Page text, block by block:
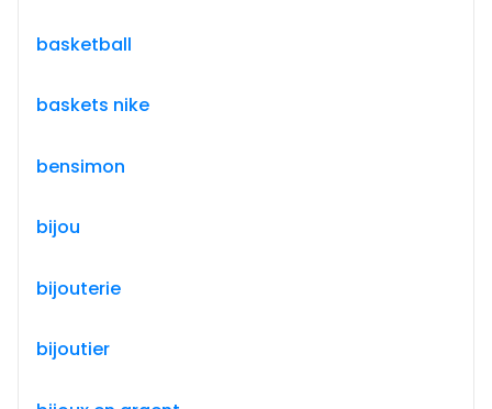
basketball
baskets nike
bensimon
bijou
bijouterie
bijoutier